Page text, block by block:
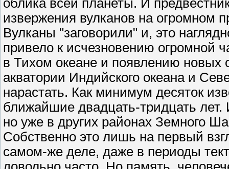
облика всей планеты. И
извержения вулканов на огромном
Вулканы "заговорили" и, это
привело к исчезновению огромной
в Тихом океане и появлению новых
акватории Индийского океана и
нарастать. Как минимум десяток
ближайшие двадцать-тридцать
но уже в других районах Земного
Собственно это лишь на первый
самом-же деле, даже в периоды